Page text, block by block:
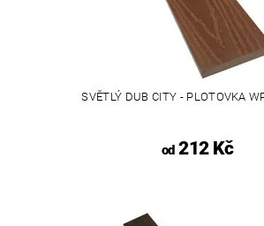
SVĚTLÝ DUB CITY - PLOTOVKA
od212 Kč